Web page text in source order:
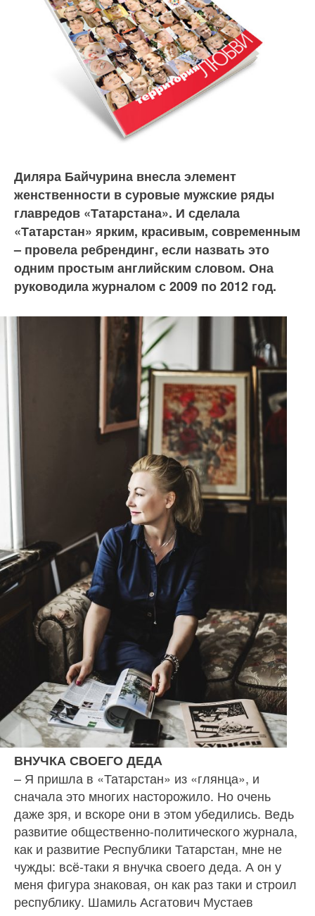
Диляра Байчурина внесла элемент
женственности в суровые мужские ряды
главредов «Татарстана». И сделала
«Татарстан» ярким, красивым, современным
– провела ребрендинг, если назвать это
одним простым английским словом. Она
руководила журналом с 2009 по 2012 год.
ВНУЧКА СВОЕГО ДЕДА
– Я пришла в «Татарстан» из «глянца», и
сначала это многих насторожило. Но очень
даже зря, и вскоре они в этом убедились. Ведь
развитие обществен­но-политического журнала,
как и развитие Респу­блики Татарстан, мне не
чужды: всё‑таки я внучка своего деда. А он у
меня фигура знаковая, он как раз таки и строил
республику. Шамиль Асгатович Муста­ев